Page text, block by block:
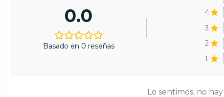
0.0
Basado en 0 reseñas
4
3
2
1
Lo sentimos, no